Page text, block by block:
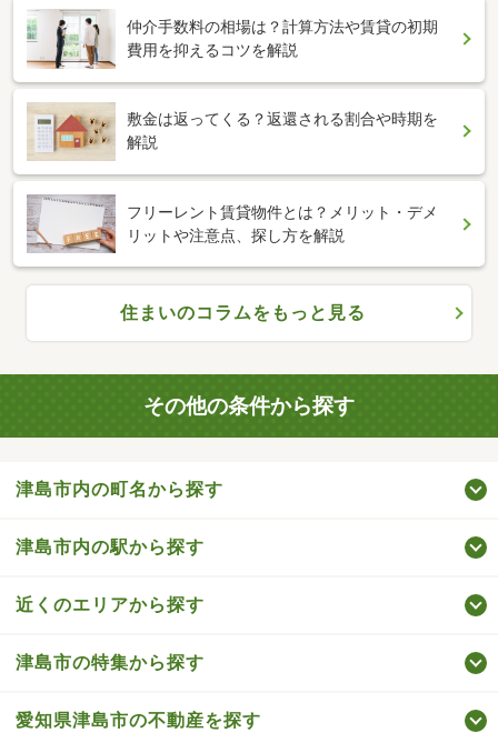
仲介手数料の相場は？計算方法や賃貸の初期
費用を抑えるコツを解説
敷金は返ってくる？返還される割合や時期を
解説
フリーレント賃貸物件とは？メリット・デメ
リットや注意点、探し方を解説
住まいのコラムをもっと見る
その他の条件から探す
津島市内の町名から探す
津島市内の駅から探す
近くのエリアから探す
津島市の特集から探す
愛知県津島市の不動産を探す